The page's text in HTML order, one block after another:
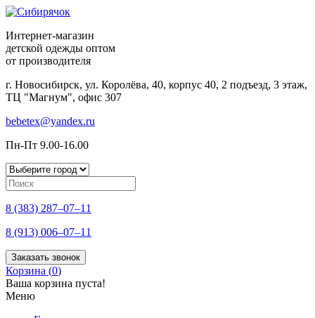
Интернет-магазин
детской одежды оптом
от производителя
г. Новосибирск, ул. Королёва, 40, корпус 40, 2 подъезд, 3 этаж,
ТЦ "Магнум", офис 307
bebetex@yandex.ru
Пн-Пт 9.00-16.00
8 (383) 287–07–11
8 (913) 006–07–11
Заказать звонок
Корзина (0)
Ваша корзина пуста!
Меню